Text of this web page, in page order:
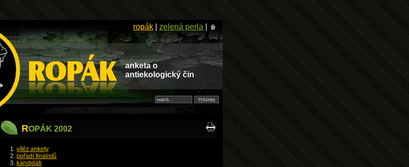
ropák zelená perla
anketa o
antiekologický čin
ROPÁK 2002
vítěz ankety
pořadí finalistů
kandidáti